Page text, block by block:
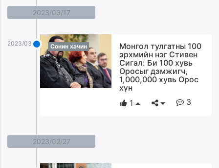
2023/03/17
2023/03/17 Сонин хачин
Монгол тулгатны 100
эрхмийн нэг Стивен
Сигал: Би 100 хувь
Оросыг дэмжигч,
1,000,000 хувь Орос
хүн
1
3
2023/02/27